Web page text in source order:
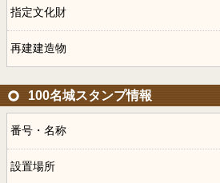
指定文化財
再建建造物
100名城スタンプ情報
番号・名称
設置場所